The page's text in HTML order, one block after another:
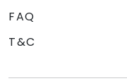
FAQ
T&C